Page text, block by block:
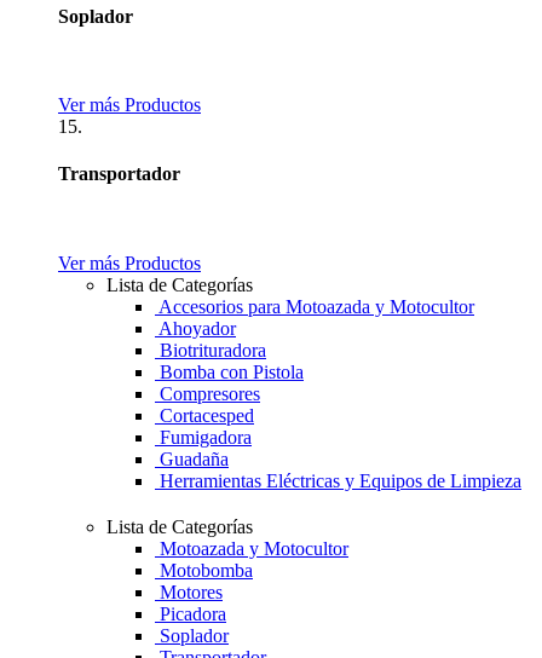
Soplador
Ver más Productos
15.
Transportador
Ver más Productos
Lista de Categorías
Accesorios para Motoazada y Motocultor
Ahoyador
Biotrituradora
Bomba con Pistola
Compresores
Cortacesped
Fumigadora
Guadaña
Herramientas Eléctricas y Equipos de Limpieza
Lista de Categorías
Motoazada y Motocultor
Motobomba
Motores
Picadora
Soplador